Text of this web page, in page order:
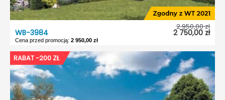
WB-3984 2 750,00 zł
2 950,00 zł
Cena przed promocją: 2 950,00 zł
WB-3984
Dostępność:
5 dni roboczych
Typ projektu:
Wolnostojący
RABAT -200 ZŁ